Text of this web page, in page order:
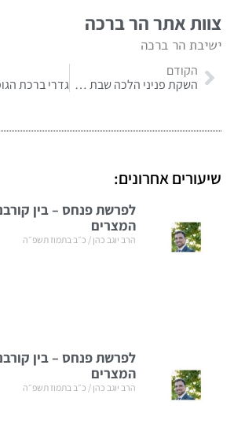
צוות אתר הר ברכה
ישיבת הר ברכה
הקודם
השקת פניני הלכה שבת – הרב חיים דרוקמן
שיעורים אחרונים:
לפרשת פנחס – בין
המצרים
הרב יוגב כהן כ״ב בתמוז תשפ״ה
לפרשת פנחס – בין
המצרים
הרב יוגב כהן כ״ב בתמוז תשפ״ה